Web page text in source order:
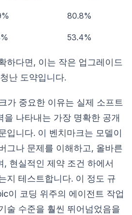
80.8%
53.4%
하다면, 이는 작은 업그레이드
난 도약입니다.
가 중요한 이유는 실제 소프트
을 나타내는 가장 명확한 공개
입니다. 이 벤치마크는 모델이
그나 문제를 이해하고, 올바른
, 현실적인 제약 조건 하에서
지 테스트합니다. 이 정도 규
이 코딩 위주의 에이전트 작업
술 수준을 훨씬 뛰어넘었음을